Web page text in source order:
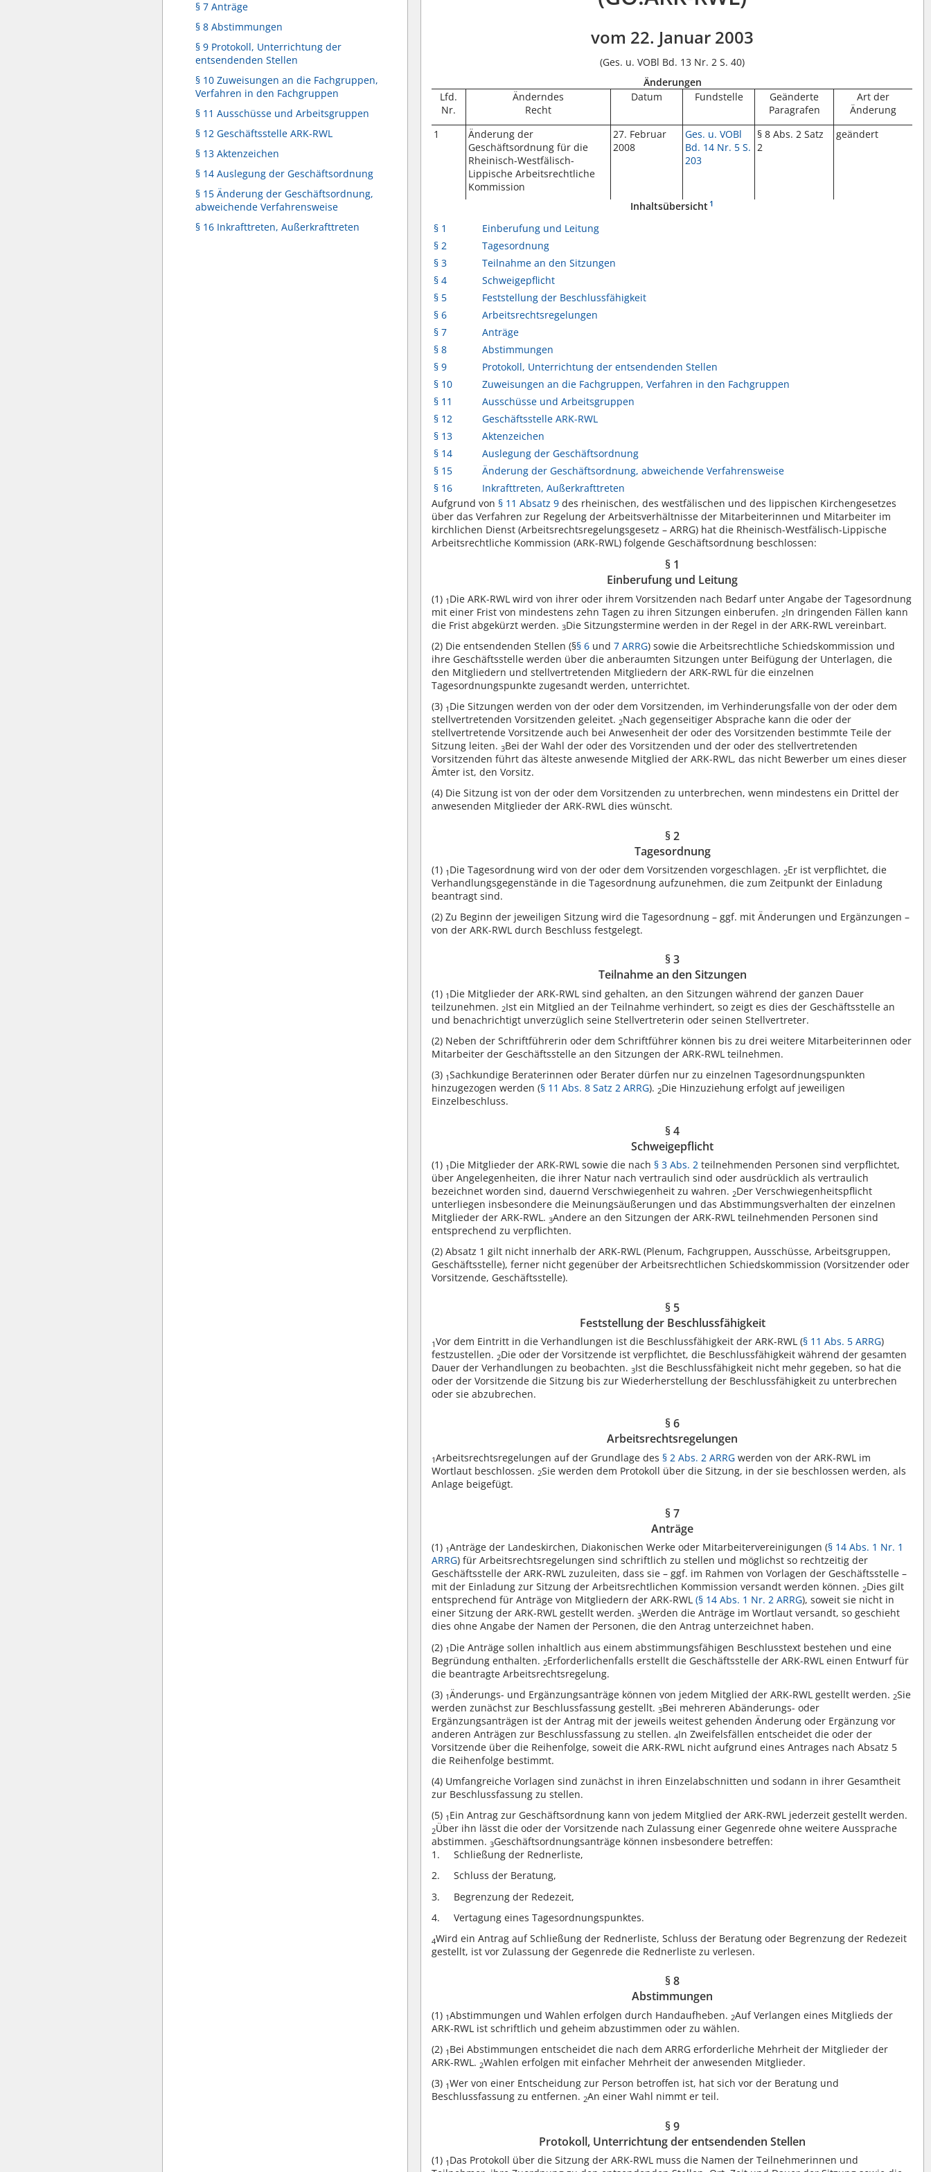
§ 7 Anträge
§ 8 Abstimmungen
§ 9 Protokoll, Unterrichtung der
entsendenden Stellen
§ 10 Zuweisungen an die Fachgruppen,
Verfahren in den Fachgruppen
§ 11 Ausschüsse und Arbeitsgruppen
§ 12 Geschäftsstelle ARK-RWL
§ 13 Aktenzeichen
§ 14 Auslegung der Geschäftsordnung
§ 15 Änderung der Geschäftsordnung,
abweichende Verfahrensweise
§ 16 Inkrafttreten, Außerkrafttreten
vom 22. Januar 2003
(Ges. u. VOBl Bd. 13 Nr. 2 S. 40)
Änderungen
Lfd.
Nr.
Änderndes
Recht
Datum Fundstelle
Geänderte
Paragrafen
Art der
Änderung
1
Änderung der
Geschäftsordnung für die
Rheinisch-Westfälisch-
Lippische Arbeitsrechtliche
Kommission
27. Februar
2008
Ges. u. VOBl
Bd. 14 Nr. 5 S.
203
§ 8 Abs. 2 Satz
2
geändert
Inhaltsübersicht 1
§ 1
Einberufung und Leitung
§ 2
Tagesordnung
§ 3
Teilnahme an den Sitzungen
§ 4
Schweigepflicht
§ 5
Feststellung der Beschlussfähigkeit
§ 6
Arbeitsrechtsregelungen
§ 7
Anträge
§ 8
Abstimmungen
§ 9
Protokoll, Unterrichtung der entsendenden Stellen
§ 10
Zuweisungen an die Fachgruppen, Verfahren in den Fachgruppen
§ 11
Ausschüsse und Arbeitsgruppen
§ 12
Geschäftsstelle ARK-RWL
§ 13
Aktenzeichen
§ 14
Auslegung der Geschäftsordnung
§ 15
Änderung der Geschäftsordnung, abweichende Verfahrensweise
§ 16
Inkrafttreten, Außerkrafttreten
Aufgrund von§ 11 Absatz 9 des rheinischen, des westfälischen und des lippischen Kirchengesetzes
über das Verfahren zur Regelung der Arbeitsverhältnisse der Mitarbeiterinnen und Mitarbeiter im
kirchlichen Dienst (Arbeitsrechtsregelungsgesetz – ARRG) hat die Rheinisch-Westfälisch-Lippische
Arbeitsrechtliche Kommission (ARK-RWL) folgende Geschäftsordnung beschlossen:
§ 1
Einberufung und Leitung
(1) 1 Die ARK-RWL wird von ihrer oder ihrem Vorsitzenden nach Bedarf unter Angabe der Tagesordnung
mit einer Frist von mindestens zehn Tagen zu ihren Sitzungen einberufen. 2In dringenden Fällen kann
die Frist abgekürzt werden.3Die Sitzungstermine werden in der Regel in der ARK-RWL vereinbart.
(2) Die entsendenden Stellen (§§ 6 und7 ARRG) sowie die Arbeitsrechtliche Schiedskommission und
ihre Geschäftsstelle werden über die anberaumten Sitzungen unter Beifügung der Unterlagen, die
den Mitgliedern und stellvertretenden Mitgliedern der ARK-RWL für die einzelnen
Tagesordnungspunkte zugesandt werden, unterrichtet.
(3) 1 Die Sitzungen werden von der oder dem Vorsitzenden, im Verhinderungsfalle von der oder dem
stellvertretenden Vorsitzenden geleitet. 2Nach gegenseitiger Absprache kann die oder der
stellvertretende Vorsitzende auch bei Anwesenheit der oder des Vorsitzenden bestimmte Teile der
Sitzung leiten.3Bei der Wahl der oder des Vorsitzenden und der oder des stellvertretenden
Vorsitzenden führt das älteste anwesende Mitglied der ARK-RWL, das nicht Bewerber um eines dieser
Ämter ist, den Vorsitz.
(4) Die Sitzung ist von der oder dem Vorsitzenden zu unterbrechen, wenn mindestens ein Drittel der
anwesenden Mitglieder der ARK-RWL dies wünscht.
§ 2
Tagesordnung
(1) 1 Die Tagesordnung wird von der oder dem Vorsitzenden vorgeschlagen. 2Er ist verpflichtet, die
Verhandlungsgegenstände in die Tagesordnung aufzunehmen, die zum Zeitpunkt der Einladung
beantragt sind.
(2) Zu Beginn der jeweiligen Sitzung wird die Tagesordnung – ggf. mit Änderungen und Ergänzungen –
von der ARK-RWL durch Beschluss festgelegt.
§ 3
Teilnahme an den Sitzungen
(1) 1 Die Mitglieder der ARK-RWL sind gehalten, an den Sitzungen während der ganzen Dauer
teilzunehmen. 2Ist ein Mitglied an der Teilnahme verhindert, so zeigt es dies der Geschäftsstelle an
und benachrichtigt unverzüglich seine Stellvertreterin oder seinen Stellvertreter.
(2) Neben der Schriftführerin oder dem Schriftführer können bis zu drei weitere Mitarbeiterinnen oder
Mitarbeiter der Geschäftsstelle an den Sitzungen der ARK-RWL teilnehmen.
(3) 1Sachkundige Beraterinnen oder Berater dürfen nur zu einzelnen Tagesordnungspunkten
hinzugezogen werden (§ 11 Abs. 8 Satz 2 ARRG). 2Die Hinzuziehung erfolgt auf jeweiligen
Einzelbeschluss.
§ 4
Schweigepflicht
(1) 1 Die Mitglieder der ARK-RWL sowie die nach§ 3 Abs. 2 teilnehmenden Personen sind verpflichtet,
über Angelegenheiten, die ihrer Natur nach vertraulich sind oder ausdrücklich als vertraulich
bezeichnet worden sind, dauernd Verschwiegenheit zu wahren. 2Der Verschwiegenheitspflicht
unterliegen insbesondere die Meinungsäußerungen und das Abstimmungsverhalten der einzelnen
Mitglieder der ARK-RWL.3Andere an den Sitzungen der ARK-RWL teilnehmenden Personen sind
entsprechend zu verpflichten.
(2) Absatz 1 gilt nicht innerhalb der ARK-RWL (Plenum, Fachgruppen, Ausschüsse, Arbeitsgruppen,
Geschäftsstelle), ferner nicht gegenüber der Arbeitsrechtlichen Schiedskommission (Vorsitzender oder
Vorsitzende, Geschäftsstelle).
§ 5
Feststellung der Beschlussfähigkeit
1Vor dem Eintritt in die Verhandlungen ist die Beschlussfähigkeit der ARK-RWL (§ 11 Abs. 5 ARRG)
festzustellen. 2Die oder der Vorsitzende ist verpflichtet, die Beschlussfähigkeit während der gesamten
Dauer der Verhandlungen zu beobachten.3Ist die Beschlussfähigkeit nicht mehr gegeben, so hat die
oder der Vorsitzende die Sitzung bis zur Wiederherstellung der Beschlussfähigkeit zu unterbrechen
oder sie abzubrechen.
§ 6
Arbeitsrechtsregelungen
1Arbeitsrechtsregelungen auf der Grundlage des § 2 Abs. 2 ARRG werden von der ARK-RWL im
Wortlaut beschlossen. 2Sie werden dem Protokoll über die Sitzung, in der sie beschlossen werden, als
Anlage beigefügt.
§ 7
Anträge
(1) 1Anträge der Landeskirchen, Diakonischen Werke oder Mitarbeitervereinigungen (§ 14 Abs. 1 Nr. 1
ARRG) für Arbeitsrechtsregelungen sind schriftlich zu stellen und möglichst so rechtzeitig der
Geschäftsstelle der ARK-RWL zuzuleiten, dass sie – ggf. im Rahmen von Vorlagen der Geschäftsstelle –
mit der Einladung zur Sitzung der Arbeitsrechtlichen Kommission versandt werden können. 2Dies gilt
entsprechend für Anträge von Mitgliedern der ARK-RWL(§ 14 Abs. 1 Nr. 2 ARRG), soweit sie nicht in
einer Sitzung der ARK-RWL gestellt werden.3Werden die Anträge im Wortlaut versandt, so geschieht
dies ohne Angabe der Namen der Personen, die den Antrag unterzeichnet haben.
(2) 1 Die Anträge sollen inhaltlich aus einem abstimmungsfähigen Beschlusstext bestehen und eine
Begründung enthalten. 2Erforderlichenfalls erstellt die Geschäftsstelle der ARK-RWL einen Entwurf für
die beantragte Arbeitsrechtsregelung.
(3) 1Änderungs- und Ergänzungsanträge können von jedem Mitglied der ARK-RWL gestellt werden. 2Sie
werden zunächst zur Beschlussfassung gestellt.3Bei mehreren Abänderungs- oder
Ergänzungsanträgen ist der Antrag mit der jeweils weitest gehenden Änderung oder Ergänzung vor
anderen Anträgen zur Beschlussfassung zu stellen.4In Zweifelsfällen entscheidet die oder der
Vorsitzende über die Reihenfolge, soweit die ARK-RWL nicht aufgrund eines Antrages nach Absatz 5
die Reihenfolge bestimmt.
(4) Umfangreiche Vorlagen sind zunächst in ihren Einzelabschnitten und sodann in ihrer Gesamtheit
zur Beschlussfassung zu stellen.
(5) 1 Ein Antrag zur Geschäftsordnung kann von jedem Mitglied der ARK-RWL jederzeit gestellt werden.
2Über ihn lässt die oder der Vorsitzende nach Zulassung einer Gegenrede ohne weitere Aussprache
abstimmen.3Geschäftsordnungsanträge können insbesondere betreffen:
Schließung der Rednerliste,
Schluss der Beratung,
Begrenzung der Redezeit,
Vertagung eines Tagesordnungspunktes.
4Wird ein Antrag auf Schließung der Rednerliste, Schluss der Beratung oder Begrenzung der Redezeit
gestellt, ist vor Zulassung der Gegenrede die Rednerliste zu verlesen.
§ 8
Abstimmungen
(1) 1Abstimmungen und Wahlen erfolgen durch Handaufheben. 2Auf Verlangen eines Mitglieds der
ARK-RWL ist schriftlich und geheim abzustimmen oder zu wählen.
(2) 1 Bei Abstimmungen entscheidet die nach dem ARRG erforderliche Mehrheit der Mitglieder der
ARK-RWL. 2Wahlen erfolgen mit einfacher Mehrheit der anwesenden Mitglieder.
(3) 1Wer von einer Entscheidung zur Person betroffen ist, hat sich vor der Beratung und
Beschlussfassung zu entfernen. 2An einer Wahl nimmt er teil.
§ 9
Protokoll, Unterrichtung der entsendenden Stellen
(1) 1 Das Protokoll über die Sitzung der ARK-RWL muss die Namen der Teilnehmerinnen und